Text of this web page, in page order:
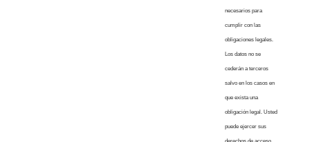
necesarios para
cumplir con las
obligaciones legales.
Los datos no se
cederán a terceros
salvo en los casos en
que exista una
obligación legal. Usted
puede ejercer sus